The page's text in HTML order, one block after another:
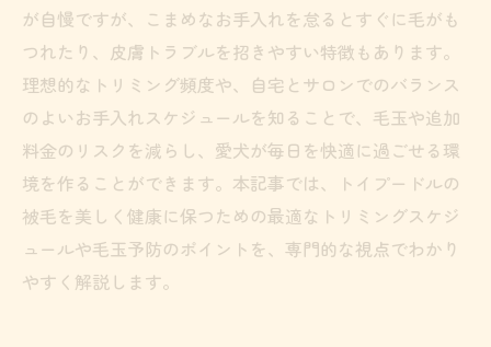
が自慢ですが、こまめなお手入れを怠るとすぐに毛がも
つれたり、皮膚トラブルを招きやすい特徴もあります。
理想的なトリミング頻度や、自宅とサロンでのバランス
のよいお手入れスケジュールを知ることで、毛玉や追加
料金のリスクを減らし、愛犬が毎日を快適に過ごせる環
境を作ることができます。本記事では、トイプードルの
被毛を美しく健康に保つための最適なトリミングスケジ
ュールや毛玉予防のポイントを、専門的な視点でわかり
やすく解説します。